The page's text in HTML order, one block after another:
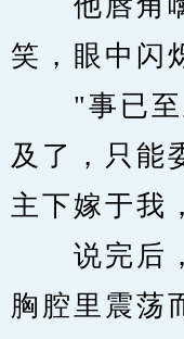
笑，眼中闪
"事已至
及了，只能
主下嫁于我
说完后，
胸腔里震荡